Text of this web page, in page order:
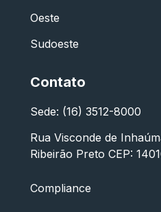
Oeste
Sudoeste
Contato
Sede: (16) 3512-8000
Rua Visconde de
Ribeirão Preto CEP:
Compliance